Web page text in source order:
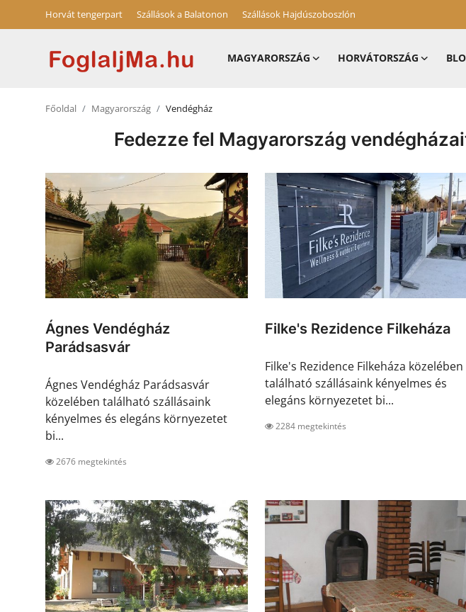
Horvát tengerpart Szállások a Balatonon Szállások Hajdúszoboszlón
MAGYARORSZÁG HORVÁTORSZÁG
Szállások a Balatonon
Szállások Hajdúszoboszlón
Főoldal Magyarország Vendégház
Fedezze fel Magyarország
Ágnes Vendégház
Parádsasvár
Ágnes Vendégház Parádsasvár
közelében található szállásaink
kényelmes és elegáns környezetet
bi...
2676 megtekintés
Filke's Rezidence Filkeháza
Filke's Rezidence Filkeháza közelében
található szállásaink kényelmes és
elegáns környezetet bi...
2284 megtekintés